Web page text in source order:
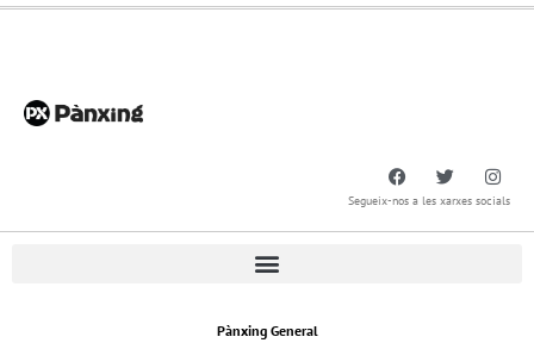
Segueix-nos a les xarxes socials
Pànxing General